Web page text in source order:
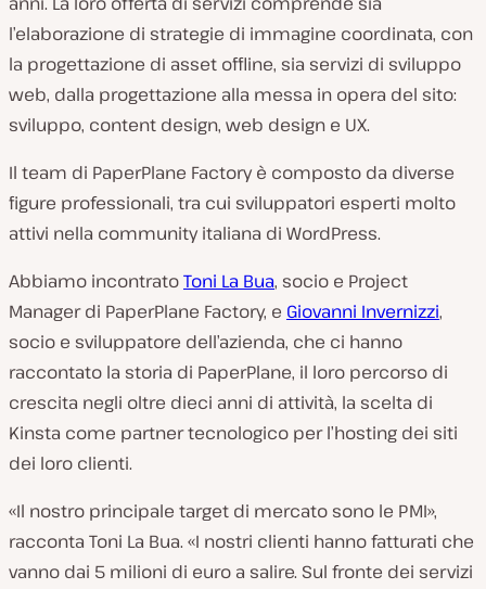
e
d
e
l
l
i
e
n
t
e
:
l’elaborazione di strategie di immagine coordinata, con
la progettazione di asset offline, sia servizi di sviluppo
web, dalla progettazione alla messa in opera del sito:
sviluppo, content design, web design e UX.
Il team di PaperPlane Factory è composto da diverse
figure professionali, tra cui sviluppatori esperti molto
attivi nella community italiana di WordPress.
Abbiamo incontratoToni La Bua, socio e Project
Manager di PaperPlane Factory, e Giovanni Invernizzi,
socio e sviluppatore dell’azienda, che ci hanno
raccontato la storia di PaperPlane, il loro percorso di
crescita negli oltre dieci anni di attività, la scelta di
Kinsta come partner tecnologico per l’hosting dei siti
dei loro clienti.
«Il nostro principale target di mercato sono le PMI»,
racconta Toni La Bua. «I nostri clienti hanno fatturati che
vanno dai 5 milioni di euro a salire. Sul fronte dei servizi